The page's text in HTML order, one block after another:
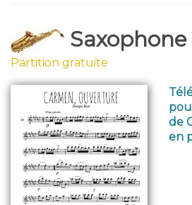
Saxophone
Partition gratuite
de
en